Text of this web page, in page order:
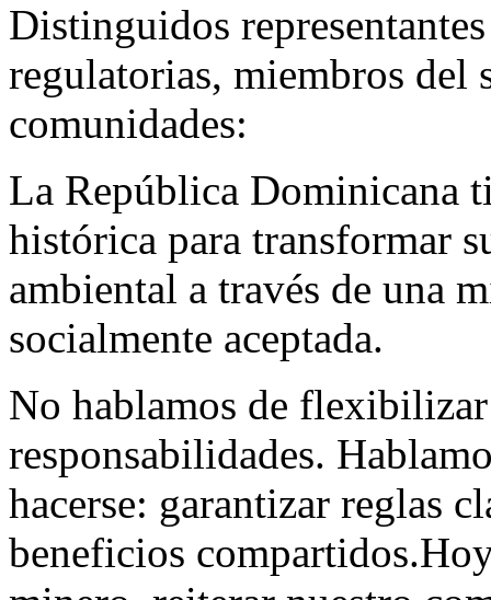
Distinguidos
regulatorias, miembros
comunidades:
La República Dominicana
histórica para transformar
ambiental a través de una
socialmente aceptada.
No hablamos de
responsabilidades.
hacerse: garantizar reglas
beneficios